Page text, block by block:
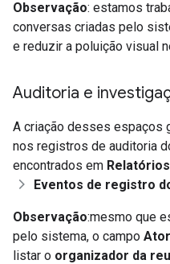
Observação: estamos
conversas criadas pelo
e reduzir a poluição visual
Auditoria e
A criação desses espaços
nos registros de auditoria
encontrados em Relatórios
Eventos de registro
Observação:mesmo que
pelo sistema, o campo Ator
listar o organizador da